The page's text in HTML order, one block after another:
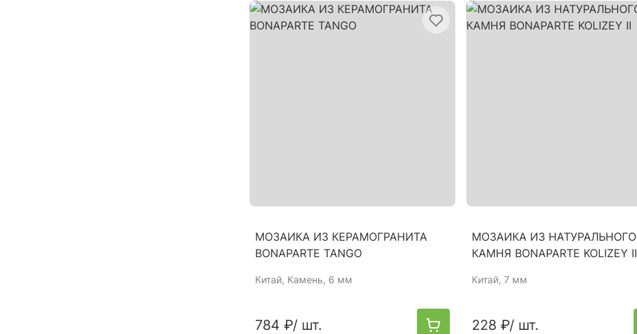
МОЗАИКА ИЗ КЕРАМОГРАНИТА
BONAPARTE TANGO
Китай, Камень, 6 мм
784 ₽/ шт.
МОЗАИКА ИЗ НАТУРАЛЬНОГО
КАМНЯ BONAPARTE KOLIZEY II
Китай, 7 мм
228 ₽/ шт.